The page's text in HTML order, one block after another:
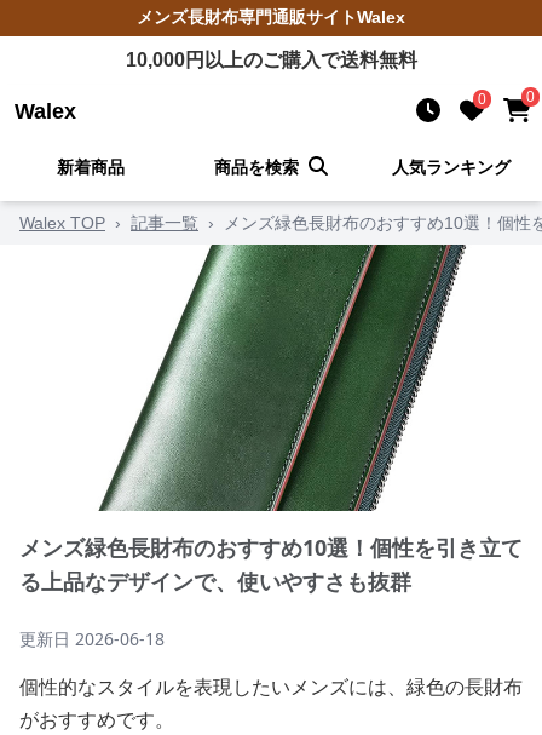
メンズ長財布専門通販サイトWalex
10,000円以上のご購入で送料無料
Walex 0 0
新着商品 商品を検索 人気ランキング
Walex TOP › 記事一覧 › メンズ緑色長財布のおすすめ10選！個
メンズ緑色長財布のおすすめ10選！個性を引き立て
る上品なデザインで、使いやすさも抜群
更新日 2026-06-18
個性的なスタイルを表現したいメンズには、緑色の長財布
がおすすめです。